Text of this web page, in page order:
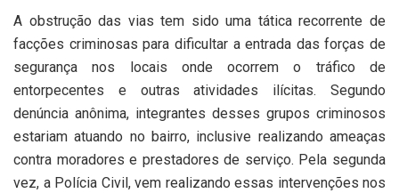
A obstrução das vias tem sido uma tática recorrente de
facções criminosas para dificultar a entrada das forças de
segurança nos locais onde ocorrem o tráfico de
entorpecentes e outras atividades ilícitas. Segundo
denúncia anônima, integrantes desses grupos criminosos
estariam atuando no bairro, inclusive realizando ameaças
contra moradores e prestadores de serviço. Pela segunda
vez, a Polícia Civil, vem realizando essas intervenções nos